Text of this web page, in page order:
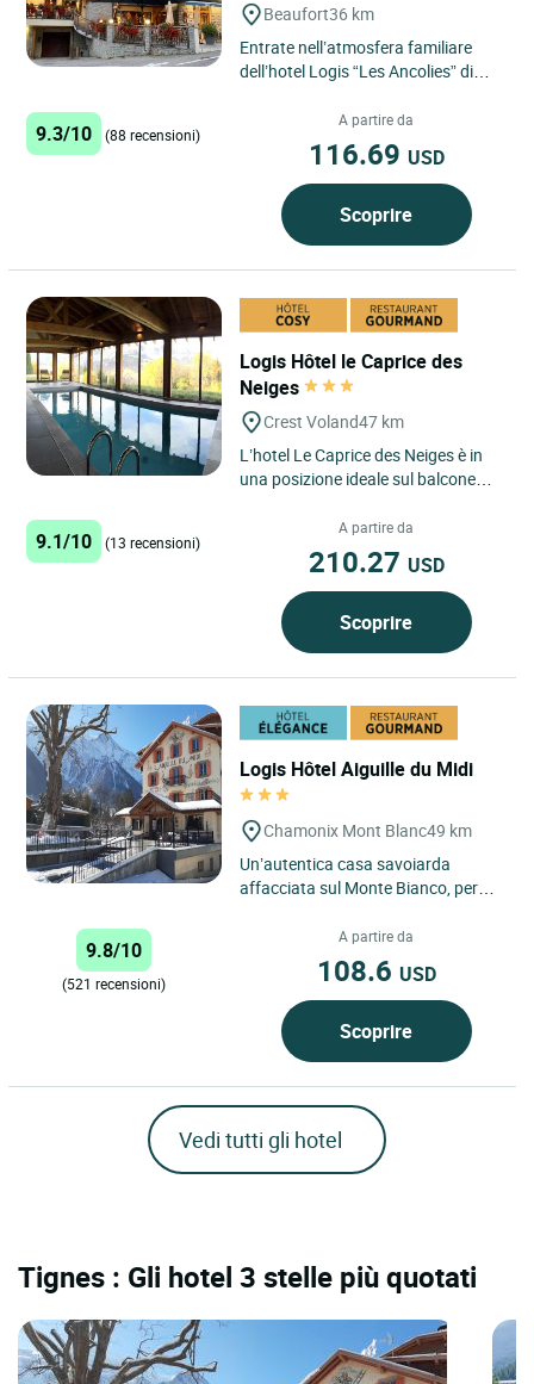
Beaufort36 km
Entrate nell’atmosfera familiare
dell’hotel Logis “Les Ancolies” di
9.3/10 (88 recensioni)
A partire da
116.69 USD
Scoprire
Logis Hôtel le Caprice des
Neiges
Crest Voland47 km
L’hotel Le Caprice des Neiges è in
una posizione ideale sul balcone
maestosa Catena...
9.1/10 (13 recensioni)
A partire da
210.27 USD
Scoprire
Logis Hôtel Aiguille du Midi
Chamonix Mont Blanc49 km
Un’autentica casa savoiarda
affacciata sul Monte Bianco, per
natura e del relax a Chamonix....
9.8/10
(521 recensioni)
A partire da
108.6 USD
Scoprire
Vedi tutti gli hotel
Tignes : Gli hotel 3 stelle più quotati